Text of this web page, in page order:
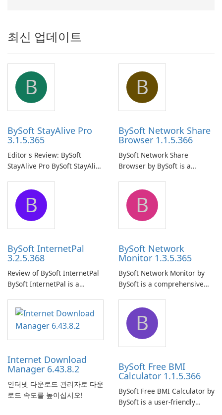
최신 업데이트
B
BySoft StayAlive Pro
3.1.5.365
Editor's Review: BySoft
StayAlive Pro BySoft StayAlive
application designed to
ensure the continuous and
uninterrupted operation of
your computer system.
B
BySoft Network Share
Browser 1.1.5.366
BySoft Network Share
Browser by BySoft is a
application that allows users
to easily browse and manage
shared folders on their
network.
B
BySoft InternetPal
3.2.5.368
Review of BySoft InternetPal
BySoft InternetPal is a
application designed to
monitor your internet
connection and provide real-
time insights into its
B
BySoft Network
Monitor 1.3.5.365
BySoft Network Monitor by
BySoft is a comprehensive
designed to help businesses
effectively manage their
network infrastructure.
Internet Download
Manager 6.43.8.2
인터넷 다운로드 관리자로 다운
로드 속도를 높이십시오!
B
BySoft Free BMI
Calculator 1.1.5.366
BySoft Free BMI Calculator by
BySoft is a user-friendly